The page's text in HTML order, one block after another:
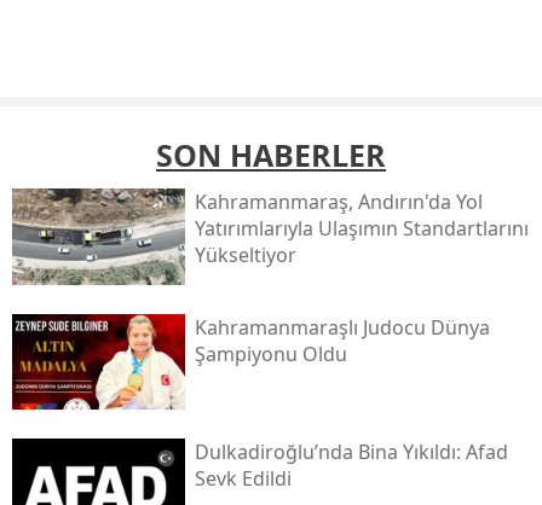
SON HABERLER
Kahramanmaraş, Andırın'da Yol
Yatırımlarıyla Ulaşımın Standartlarını
Yükseltiyor
Kahramanmaraşlı Judocu Dünya
Şampiyonu Oldu
Dulkadiroğlu’nda Bina Yıkıldı: Afad
Sevk Edildi